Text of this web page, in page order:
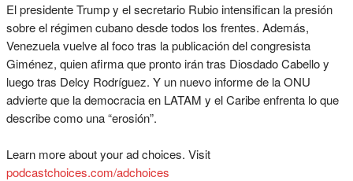
El presidente Trump y el secretario Rubio intensifican la presión
sobre el régimen cubano desde todos los frentes. Además,
Venezuela vuelve al foco tras la publicación del congresista
Giménez, quien afirma que pronto irán tras Diosdado Cabello y
luego tras Delcy Rodríguez. Y un nuevo informe de la ONU
advierte que la democracia en LATAM y el Caribe enfrenta lo que
describe como una “erosión”.
Learn more about your ad choices. Visit
podcastchoices.com/adchoices